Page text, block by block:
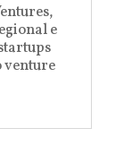
e
venture